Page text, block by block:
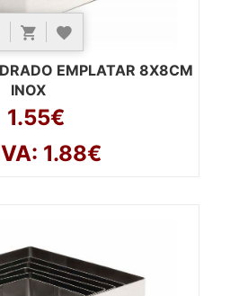
EMPLATAR 8X8CM
INOX
1.55€
1.88€